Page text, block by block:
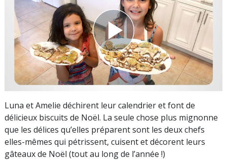
Luna et Amelie déchirent leur calendrier et font de
délicieux biscuits de Noël. La seule chose plus mignonne
que les délices qu’elles préparent sont les deux chefs
elles-mêmes qui pétrissent, cuisent et décorent leurs
gâteaux de Noël (tout au long de l’année !)